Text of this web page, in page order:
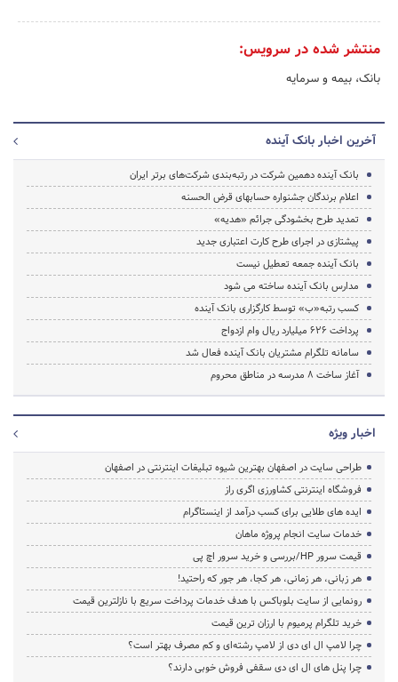
منتشر شده در سرویس:
بانک، بیمه و سرمایه
آخرین اخبار بانک آینده
بانک آینده دهمین شرکت در رتبه‌بندی شرکت‌های برتر ایران
اعلام برندگان جشنواره حساب­های قرض­ الحسنه
تمدید طرح بخشودگی جرائم «هدیه»
پیشتازی در اجرای طرح کارت اعتباری جدید
بانک آینده جمعه تعطیل نیست
مدارس بانک آینده ساخته می شود
کسب رتبه«ب» توسط کارگزاری بانک آینده
پرداخت 626 میلیارد ریال وام ازدواج
سامانه تلگرام مشتریان بانک آینده فعال شد
آغاز ساخت 8 مدرسه در مناطق محروم
اخبار ویژه
طراحی سایت در اصفهان بهترین شیوه تبلیغات اینترنتی در اصفهان
فروشگاه اینترنتی کشاورزی اگری راز
ایده های طلایی برای کسب درآمد از اینستاگرام
خدمات سایت انجام پروژه ماهان
قیمت سرور HP/بررسی و خرید سرور اچ پی
هر زبانی، هر زمانی، هر کجا، هر جور که راحتید!
رونمایی از سایت بلوباکس با هدف خدمات پرداخت سریع با نازلترین قیمت
خرید تلگرام پرمیوم با ارزان ترین قیمت
چرا لامپ ال ای دی از لامپ رشته‌ای و کم مصرف بهتر است؟
چرا پنل های ال ای دی سقفی فروش خوبی دارند؟